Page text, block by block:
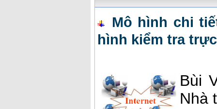
Mô hình chi
hình kiểm tra
Bùi
Nhà